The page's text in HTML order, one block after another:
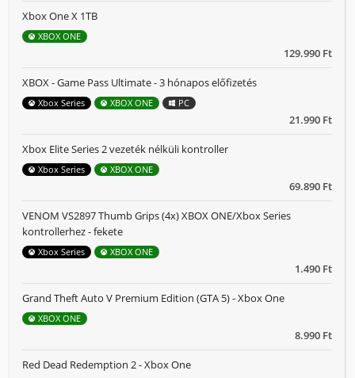
129.990 Ft
Xbox One X 1TB
XBOX ONE
21.990 Ft
XBOX - Game Pass Ultimate - 3 hónapos előfizetés
Xbox Series XBOX ONE PC
69.890 Ft
Xbox Elite Series 2 vezeték nélküli kontroller
Xbox Series XBOX ONE
1.490 Ft
VENOM VS2897 Thumb Grips (4x) XBOX ONE/Xbox Series
kontrollerhez - fekete
Xbox Series XBOX ONE
8.990 Ft
Grand Theft Auto V Premium Edition (GTA 5) - Xbox One
XBOX ONE
Red Dead Redemption 2 - Xbox One